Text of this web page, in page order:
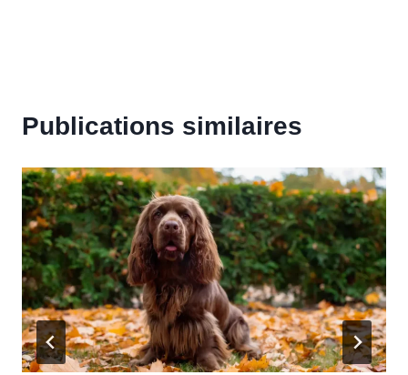
Publications similaires